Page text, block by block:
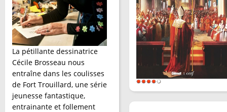
La pétillante dessinatrice
Cécile Brosseau nous
entraîne dans les coulisses
de Fort Trouillard, une série
jeunesse fantastique,
entrainante et follement